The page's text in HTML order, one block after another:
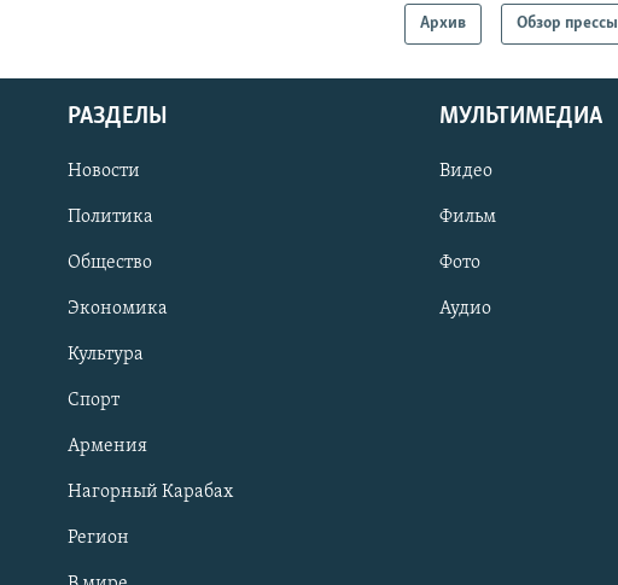
Архив Обзор прессы
РАЗДЕЛЫ
Новости
Политика
Общество
Экономика
Культура
Спорт
Армения
Нагорный Карабах
Регион
МУЛЬТИМЕДИА
Видео
Фильм
Фото
Аудио